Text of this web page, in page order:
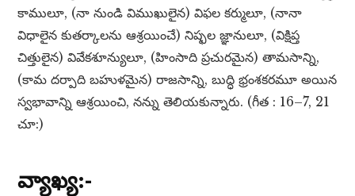
కాములూ, (నా నుండి విముఖులైన) విఫల కర్ములూ, (నానా
విధాలైన కుతర్కాలను ఆశ్రయించే) నిష్ఫల జ్ఞానులూ, (విక్షిప్త
చిత్తులైన) వివేకశూన్యులూ, (హింసాది ప్రచురమైన) తామసాన్ని,
(కామ దర్పాది బహుళమైన) రాజసాన్ని, బుద్ధి భ్రంశకరమూ అయిన
స్వభావాన్ని ఆశ్రయించి, నన్ను తెలియకున్నారు. (గీత : 16–7, 21
చూ:)
వ్యాఖ్య:-